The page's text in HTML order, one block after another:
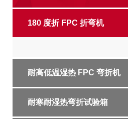
180 度折 FPC 折弯机
耐高低温湿热 FPC 弯折机
耐寒耐湿热弯折试验箱